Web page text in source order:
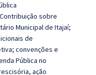
sobre
Municipal de Itajaí;
de
convenções e
Pública no
ação